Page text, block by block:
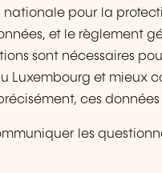
pour la
et le règlement
sont nécessaires
Luxembourg et mieux
ces
les